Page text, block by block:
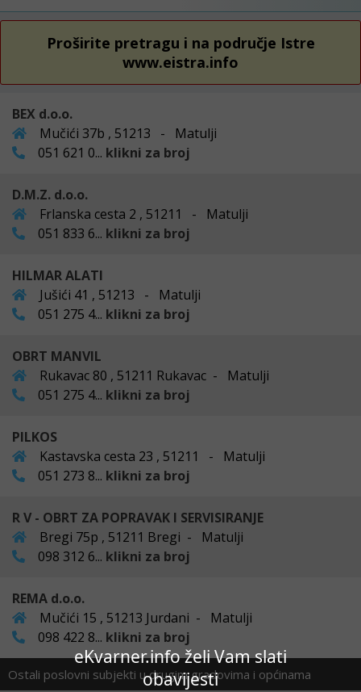
eKvarner.info želi Vam slati
obavijesti
Proširite pretragu i na područje Istre
www.eistra.info
BEX d.o.o.
Mučići 37b , 51213 - Matulji
051 621 0... klikni za broj
D.M.Z. d.o.o.
Frlanska cesta 2 , 51211 - Matulji
051 833 6... klikni za broj
HILMAR ALATI
Jušići 41 , 51213 - Matulji
051 275 4... klikni za broj
OBRT MANVIL
Rukavac 80 , 51211 Rukavac - Matulji
051 275 4... klikni za broj
PILKOS
Kastavska cesta 23 , 51211 - Matulji
051 273 8... klikni za broj
R V - OBRT ZA POPRAVAK I SERVISIRANJE
Bregi 75p , 51211 Bregi - Matulji
098 312 6... klikni za broj
REMA d.o.o.
Mučići 15 , 51213 Jurdani - Matulji
098 422 8... klikni za broj
Ostali poslovni subjekti u drugim gradovima i općinama